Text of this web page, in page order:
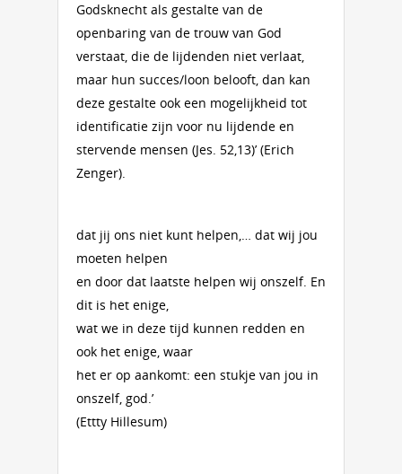
Godsknecht als gestalte van de
openbaring van de trouw van God
verstaat, die de lijdenden niet verlaat,
maar hun succes/loon belooft, dan kan
deze gestalte ook een mogelijkheid tot
identificatie zijn voor nu lijdende en
stervende mensen (Jes. 52,13)’ (Erich
Zenger).
dat jij ons niet kunt helpen,… dat wij jou
moeten helpen
en door dat laatste helpen wij onszelf. En
dit is het enige,
wat we in deze tijd kunnen redden en
ook het enige, waar
het er op aankomt: een stukje van jou in
onszelf, god.’
(Ettty Hillesum)